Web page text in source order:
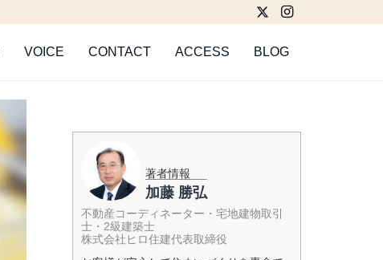
VOICE CONTACT ACCESS BLOG
著者情報
加藤 勝弘
不動産コーディネーター・宅地建物取引
士・2級建築士
株式会社ヒロ住建代表取締役